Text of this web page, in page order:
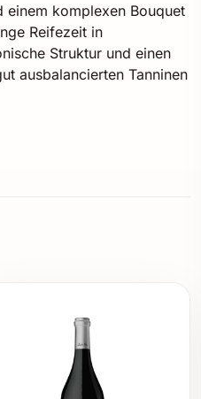
einem komplexen Bouquet
Reifezeit in
Struktur und einen
ausbalancierten Tanninen
in der Flasche